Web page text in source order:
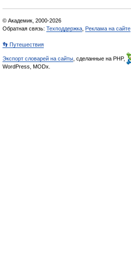
© Академик, 2000-2026
Обратная связь: Техподдержка Реклама на сайте
👣 Путешествия
Экспорт словарей на сайты , сделанные на PHP,
WordPress, MODx.